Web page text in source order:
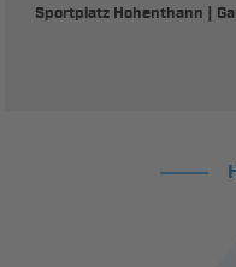
Sportplatz Hohenthann |